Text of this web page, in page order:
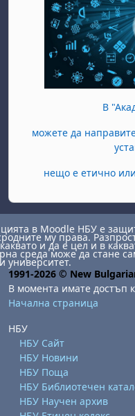
В
можете да
нещо е етично
в Moodle НБУ е
му права.
и да е цел и в
среда може да стане
университет.
1991-2026 © New
В момента имате достъп
Начална страница
НБУ
НБУ Сайт
НБУ Новини
НБУ Поща
НБУ Библиотечен
НБУ Научен архив